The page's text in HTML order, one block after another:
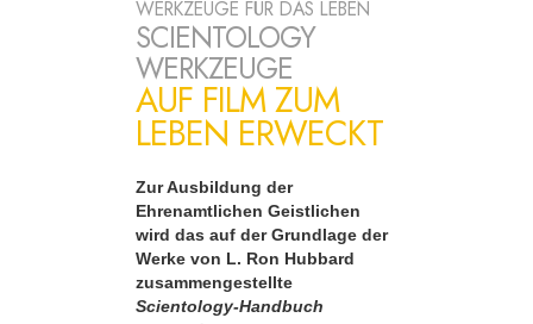
WERKZEUGE FÜR DAS LEBEN
SCIENTOLOGY
WERKZEUGE
AUF FILM ZUM
LEBEN ERWECKT
Zur Ausbildung der
Ehrenamtlichen Geistlichen
wird das auf der Grundlage der
Werke von L. Ron Hubbard
zusammengestellte
Scientology-Handbuch